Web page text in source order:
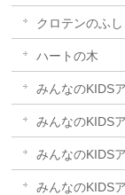
クロテンのふ
ハートの木
みんなのKIDS
みんなのKIDS
みんなのKIDS
みんなのKIDS